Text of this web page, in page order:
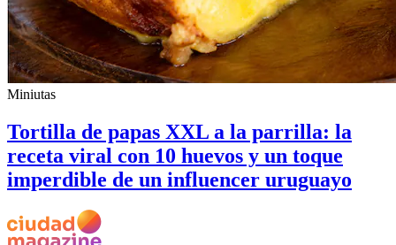
Miniutas
Tortilla de papas XXL a la parrilla: la
receta viral con 10 huevos y un toque
imperdible de un influencer uruguayo